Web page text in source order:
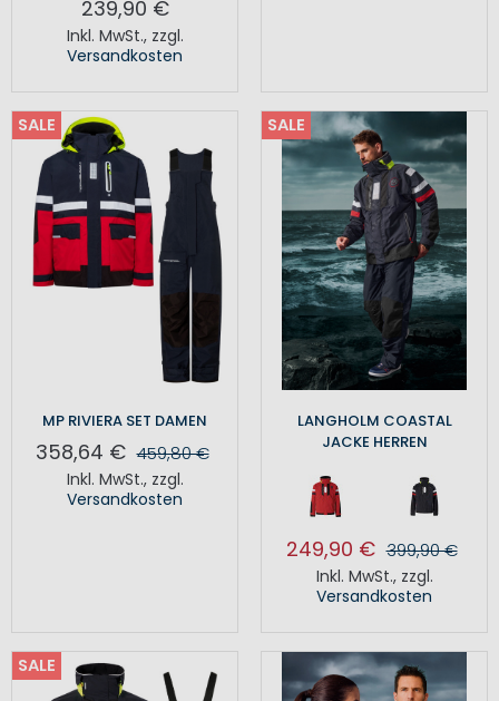
239,90 €
Inkl. MwSt., zzgl.
Versandkosten
SALE
MP RIVIERA SET DAMEN
358,64 € 459,80 €
Inkl. MwSt., zzgl.
Versandkosten
SALE
LANGHOLM COASTAL
JACKE HERREN
249,90 € 399,90 €
Inkl. MwSt., zzgl.
Versandkosten
SALE